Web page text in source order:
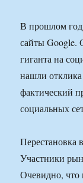
В прошлом
сайты Google.
гиганта на
нашли
фактический
социальных
Перестановка
Участники
Очевидно, что